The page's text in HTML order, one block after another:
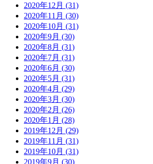
2020年12月 (31)
2020年11月 (30)
2020年10月 (31)
2020年9月 (30)
2020年8月 (31)
2020年7月 (31)
2020年6月 (30)
2020年5月 (31)
2020年4月 (29)
2020年3月 (30)
2020年2月 (26)
2020年1月 (28)
2019年12月 (29)
2019年11月 (31)
2019年10月 (31)
2019年9月 (30)